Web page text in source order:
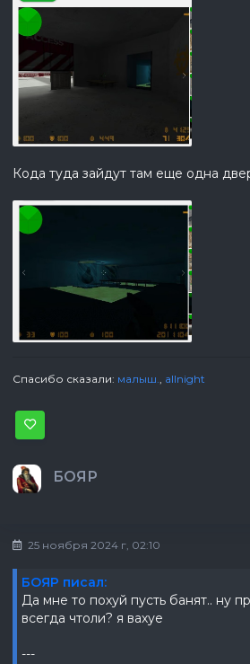
Кода туда зайдут там еще одна
Спасибо сказали: малыш., allnight
БОЯР
25 ноября 2024 г, 02:10
БОЯР писал:
Да мне то похуй пусть банят.. ну
всегда чтоли? я вахуе
---